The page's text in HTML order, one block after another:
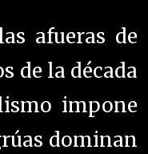
afueras de
de la década
impone
dominan